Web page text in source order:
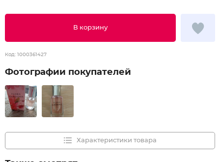
В корзину
Код: 1000361427
Фотографии покупателей
Характеристики товара